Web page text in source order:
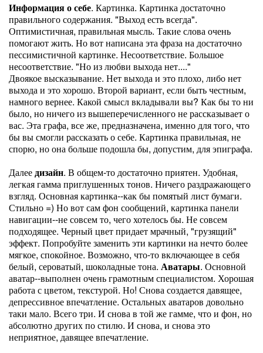
Информация о себе. Картинка. Картинка достаточно
правильного содержания. "Выход есть всегда".
Оптимистичная, правильная мысль. Такие слова очень
помогают жить. Но вот написана эта фраза на достаточно
пессимистичной картинке. Несоответствие. Большое
несоответствие. "Но из любви выхода нет...."
Двоякое высказывание. Нет выхода и это плохо, либо нет
выхода и это хорошо. Второй вариант, если быть честным,
намного вернее. Какой смысл вкладывали вы? Как бы то ни
было, но ничего из вышеперечисленного не рассказывает о
вас. Эта графа, все же, предназначена, именно для того, что
бы вы смогли рассказать о себе. Картинка правильная, не
спорю, но она больше подошла бы, допустим, для эпиграфа.
Далеедизайн. В общем-то достаточно приятен. Удобная,
легкая гамма приглушенных тонов. Ничего раздражающего
взгляд. Основная картинка--как бы помятый лист бумаги.
Стильно =) Но вот сам фон сообщений, картинка панели
навигации--не совсем то, чего хотелось бы. Не совсем
подходящее. Черный цвет придает мрачный, "грузящий"
эффект. Попробуйте заменить эти картинки на нечто более
мягкое, спокойное. Возможно, что-то включающее в себя
белый, сероватый, шоколадные тона. Аватары. Основной
аватар--выполнен очень грамотным специалистом. Хорошая
работа с цветом, текстурой. Но! Снова создается давящее,
депрессивное впечатление. Остальных аватаров довольно
таки мало. Всего три. И снова в той же гамме, что и фон, но
абсолютно других по стилю. И снова, и снова это
неприятное, давящее впечатление.